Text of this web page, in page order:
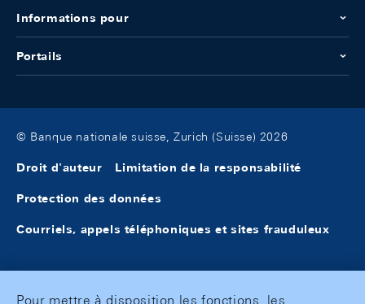
Informations pour
Portails
© Banque nationale suisse, Zurich (Suisse) 2026
Droit d'auteur Limitation de la responsabilité
Protection des données
Courriels, appels téléphoniques et sites frauduleux
Pour mettre à disposition les fonctions, les